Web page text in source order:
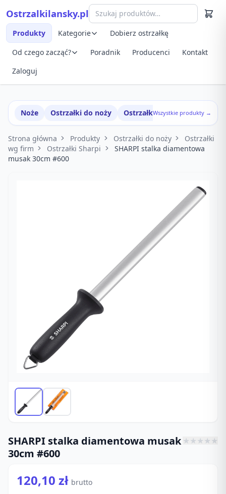
Ostrzalkilansky.pl
Produkty Kategorie
Dobierz ostrzałkę
Od czego zacząć?
Poradnik Producenci
Kontakt
Zaloguj
Noże Ostrzałki do noży Ostrzałki w zestawach
Wszystkie produkty →
Strona główna Produkty Ostrzałki do noży
Ostrzałki
wg firm
Ostrzałki Sharpi
SHARPI stalka diamentowa
musak 30cm #600
SHARPI stalka diamentowa musak
30cm #600
★★★★★
120,10 zł brutto
Szybki podgląd produktu